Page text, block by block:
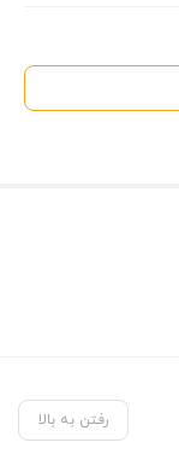
رفتن به بالا